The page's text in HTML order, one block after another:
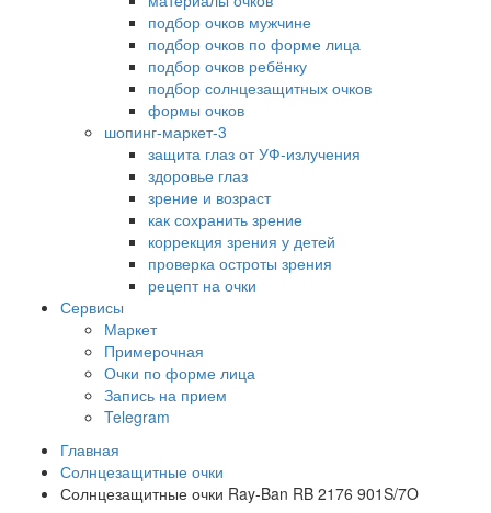
подбор очков мужчине
подбор очков по форме лица
подбор очков ребёнку
подбор солнцезащитных очков
формы очков
шопинг-маркет-3
защита глаз от УФ-излучения
здоровье глаз
зрение и возраст
как сохранить зрение
коррекция зрения у детей
проверка остроты зрения
рецепт на очки
Сервисы
Маркет
Примерочная
Очки по форме лица
Запись на прием
Telegram
Главная
Солнцезащитные очки
Солнцезащитные очки Ray-Ban RB 2176 901S/7O